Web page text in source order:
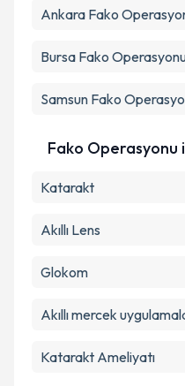
Ankara Fako
Bursa Fako
Samsun Fako
Fako Operasyonu
Katarakt
Akıllı Lens
Glokom
Akıllı mercek
Katarakt Ameliyatı